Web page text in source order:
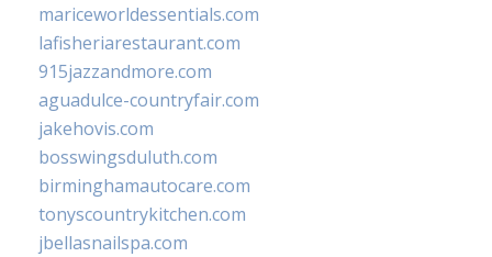
mariceworldessentials.com
lafisheriarestaurant.com
915jazzandmore.com
aguadulce-countryfair.com
jakehovis.com
bosswingsduluth.com
birminghamautocare.com
tonyscountrykitchen.com
jbellasnailspa.com